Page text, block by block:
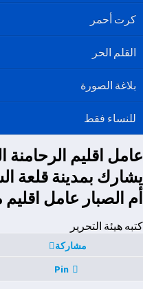
كرت أحمر
القلم الحر
بلاغة الصورة
للنساء فقط
عامل اقليم
يشارك بمدينة قلعة
أم الصبار عامل
كتبه هيئة التحرير
مشاركة
Pin